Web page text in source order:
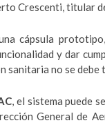
Crescenti, titular
cápsula
y dar
sanitaria no se
, el sistema puede
General de